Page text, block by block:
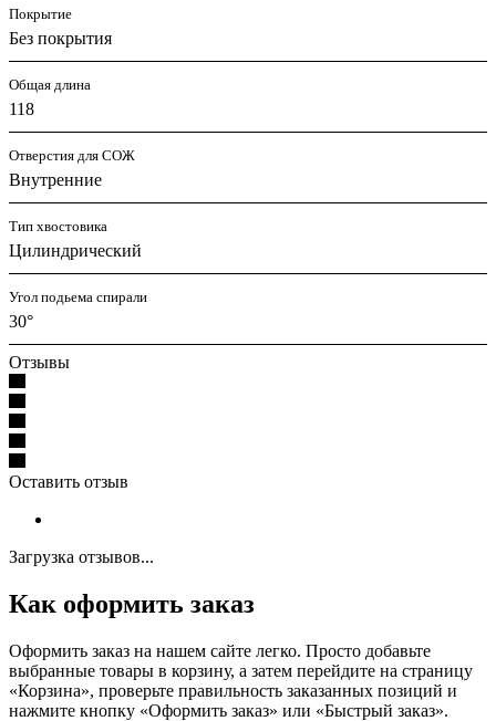
Покрытие
Без покрытия
Общая длина
118
Отверстия для СОЖ
Внутренние
Тип хвостовика
Цилиндрический
Угол подьема спирали
30°
Отзывы
Оставить отзыв
Загрузка отзывов...
Как оформить заказ
Оформить заказ на нашем сайте легко. Просто добавьте
выбранные товары в корзину, а затем перейдите на страницу
«Корзина», проверьте правильность заказанных позиций и
нажмите кнопку «Оформить заказ» или «Быстрый заказ».